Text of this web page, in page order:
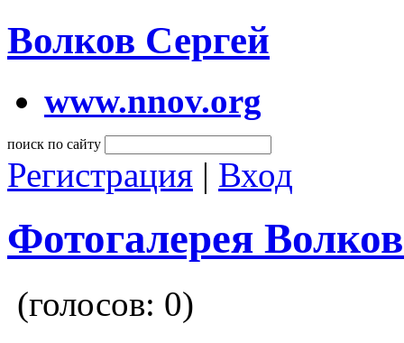
Волков Сергей
www.nnov.org
поиск по сайту
Регистрация | Вход
Фотогалерея
(голосов: 0)